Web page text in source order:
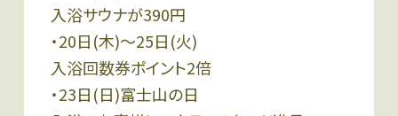
入浴サウナが390円
・20日(木)〜25日(火)
入浴回数券ポイント2倍
・23日(日)富士山の日